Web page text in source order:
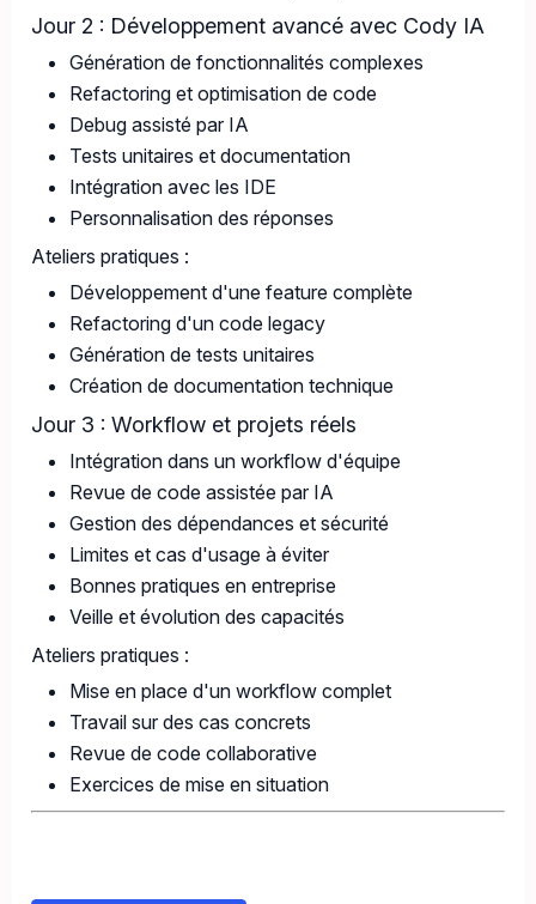
Jour 2 : Développement avancé avec Cody IA
Génération de fonctionnalités complexes
Refactoring et optimisation de code
Debug assisté par IA
Tests unitaires et documentation
Intégration avec les IDE
Personnalisation des réponses
Ateliers pratiques :
Développement d'une feature complète
Refactoring d'un code legacy
Génération de tests unitaires
Création de documentation technique
Jour 3 : Workflow et projets réels
Intégration dans un workflow d'équipe
Revue de code assistée par IA
Gestion des dépendances et sécurité
Limites et cas d'usage à éviter
Bonnes pratiques en entreprise
Veille et évolution des capacités
Ateliers pratiques :
Mise en place d'un workflow complet
Travail sur des cas concrets
Revue de code collaborative
Exercices de mise en situation